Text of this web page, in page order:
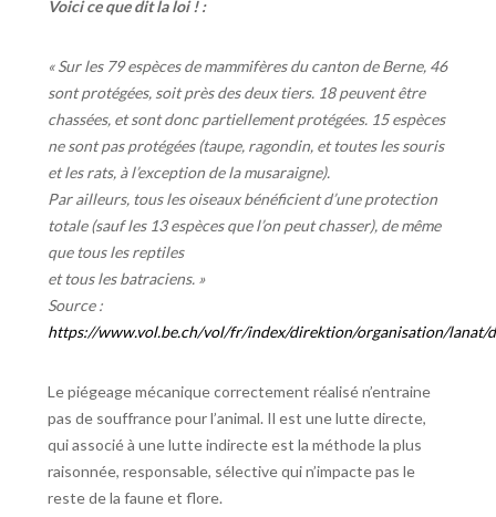
Voici ce que dit la loi ! :
« Sur les 79 espèces de mammifères du canton de Berne, 46
sont protégées, soit près des deux tiers. 18 peuvent être
chassées, et sont donc partiellement protégées. 15 espèces
ne sont pas protégées (taupe, ragondin, et toutes les souris
et les rats, à l’exception de la musaraigne).
Par ailleurs, tous les oiseaux bénéficient d’une protection
totale (sauf les 13 espèces que l’on peut chasser), de même
que tous les reptiles
et tous les batraciens. »
Source :
https://www.vol.be.ch/vol/fr/index/direktion/organisation/lanat/
Le piégeage mécanique correctement réalisé n’entraine
pas de souffrance pour l’animal. Il est une lutte directe,
qui associé à une lutte indirecte est la méthode la plus
raisonnée, responsable, sélective qui n’impacte pas le
reste de la faune et flore.